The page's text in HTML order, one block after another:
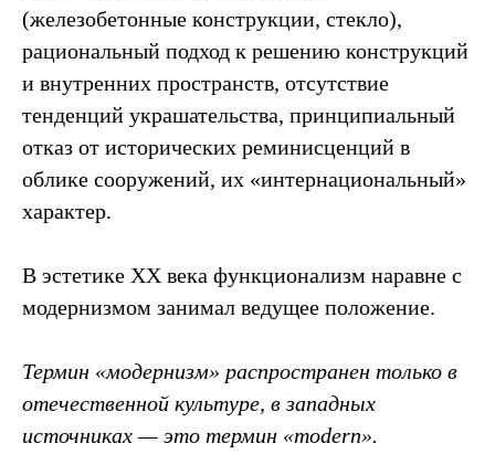
(железобетонные конструкции, стекло),
рациональный подход к решению конструкций
и внутренних пространств, отсутствие
тенденций украшательства, принципиальный
отказ от исторических реминисценций в
облике сооружений, их «интернациональный»
характер.
В эстетике ХХ века функционализм наравне с
модернизмом занимал ведущее положение.
Термин «модернизм» распространен только в
отечественной культуре, в западных
источниках — это термин «modern».